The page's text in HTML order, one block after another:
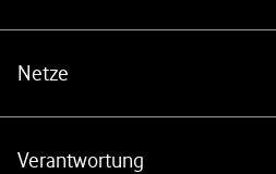
Netze
Verantwortung